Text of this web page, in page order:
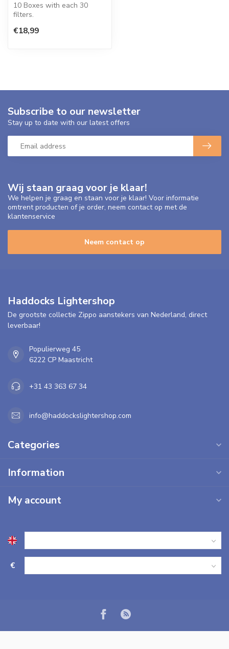
10 Boxes with each 30
filters.
less harmful. Retains fla...
€18,99
Wij staan graag voor je klaar!
We helpen je graag en staan voor je klaar! Voor informatie
omtrent producten of je order, neem contact op met de
klantenservice
Neem contact op
Subscribe to our newsletter
Stay up to date with our latest offers
Haddocks Lightershop
De grootste collectie Zippo aanstekers van Nederland, direct
leverbaar!
Populierweg 45
6222 CP Maastricht
+31 43 363 67 34
info@haddockslightershop.com
Categories
Information
My account
€